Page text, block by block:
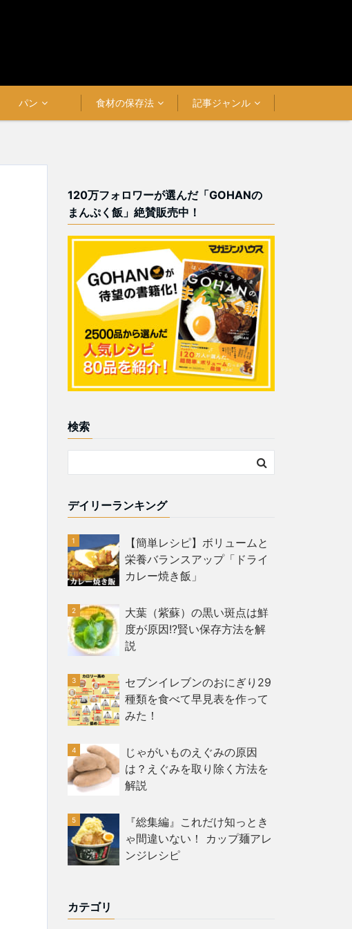
パン 食材の保存法 記事ジャンル
120万フォロワーが選んだ「GOHANの
まんぷく飯」絶賛販売中！
検索
デイリーランキング
【簡単レシピ】ボリュームと
栄養バランスアップ「ドライ
カレー焼き飯」
大葉（紫蘇）の黒い斑点は鮮
度が原因!?賢い保存方法を解
説
セブンイレブンのおにぎり29
種類を食べて早見表を作って
みた！
じゃがいものえぐみの原因
は？えぐみを取り除く方法を
解説
『総集編』これだけ知っとき
ゃ間違いない！ カップ麺アレ
ンジレシピ
カテゴリ